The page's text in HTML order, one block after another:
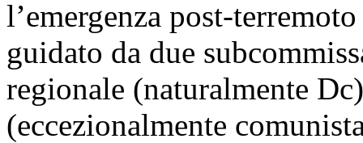
l’emergenza post-
guidato da due
regionale (naturalmente
(eccezionalmente